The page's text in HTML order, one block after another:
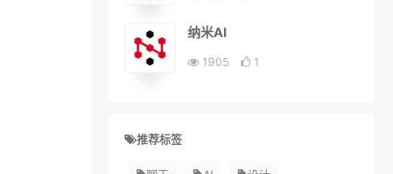
纳米AI
1905 1
推荐标签